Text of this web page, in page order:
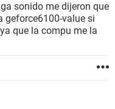
sonido me dijeron que
geforce6100-value si
que la compu me la